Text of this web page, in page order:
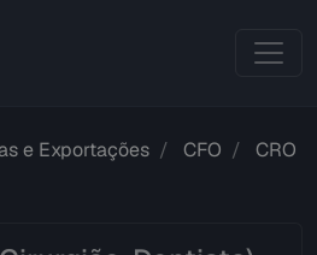
e Exportações CFO
CRO